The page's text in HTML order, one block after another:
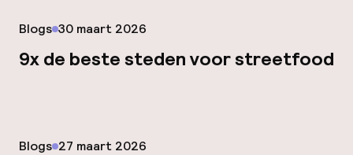
Blogs Gepubliceerd op
30 maart 2026
9x de beste steden voor streetfood
Blogs Gepubliceerd op
27 maart 2026